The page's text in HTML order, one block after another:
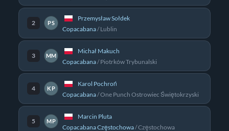
2 PS
Przemysław Sołdek
Copacabana/Lublin
3 MM
Michał Makuch
Copacabana/Piotrków Trybunalski
4 KP
Karol Pochroń
Copacabana/One Punch Ostrowiec Świętokrzyski
5 MP
Marcin Pluta
Copacabana Częstochowa/Częstochowa